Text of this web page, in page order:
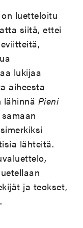
luetteloitu
siitä, ettei
lukijaa
aiheesta
lähinnä Pieni
lähteitä.
ja teokset,